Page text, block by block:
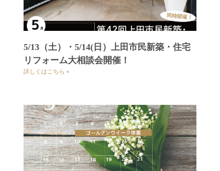
5/13（土）・5/14(日）上田市民新築・住宅
リフォーム大相談会開催！
詳しくはこちら »